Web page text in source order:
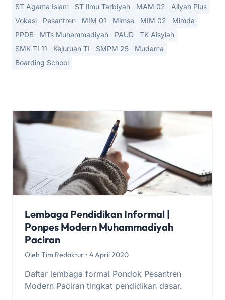
ST Agama Islam
ST Ilmu Tarbiyah MAM 02
Aliyah Plus
Vokasi
Pesantren MIM 01 Mimsa MIM 02
Mimda
PPDB
MTs Muhammadiyah PAUD
TK Aisyiah
SMK TI 11
Kejuruan TI SMPM 25
Mudama
Boarding School
Lembaga Pendidikan Informal |
Ponpes Modern Muhammadiyah
Paciran
Oleh Tim Redaktur • 4 April 2020
Daftar lembaga formal Pondok Pesantren
Modern Paciran tingkat pendidikan dasar.